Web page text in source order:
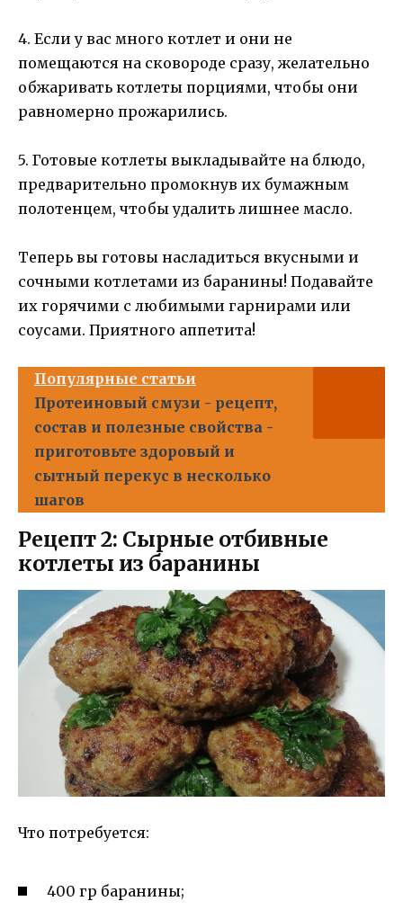
4. Если у вас много котлет и они не
помещаются на сковороде сразу, желательно
обжаривать котлеты порциями, чтобы они
равномерно прожарились.
5. Готовые котлеты выкладывайте на блюдо,
предварительно промокнув их бумажным
полотенцем, чтобы удалить лишнее масло.
Теперь вы готовы насладиться вкусными и
сочными котлетами из баранины! Подавайте
их горячими с любимыми гарнирами или
соусами. Приятного аппетита!
Популярные статьи
Протеиновый смузи - рецепт,
состав и полезные свойства -
приготовьте здоровый и
сытный перекус в несколько
шагов
Рецепт 2: Сырные отбивные
котлеты из баранины
Что потребуется:
400 гр баранины;